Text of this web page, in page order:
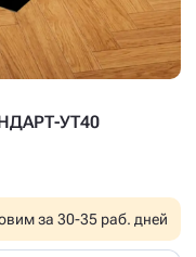
УТ40
за 30-35 раб. дней